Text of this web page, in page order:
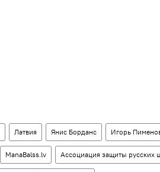
Латвия Янис Борданс Игорь
ManaBalss.lv Ассоциация защиты русских